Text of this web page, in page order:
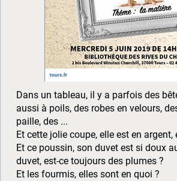
Dans un tableau, il y a parfois des
aussi à poils, des robes en velours,
paille, des ...
Et cette jolie coupe, elle est en argent,
Et ce poussin, son duvet est si doux
duvet, est-ce toujours des plumes ?
Et les fourmis, elles sont en quoi ?